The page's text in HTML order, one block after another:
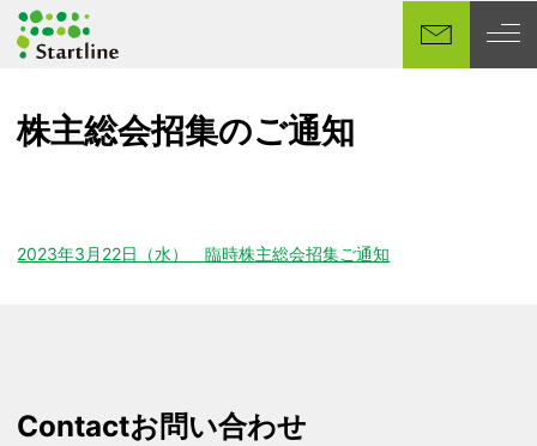
イ
ン株主総会招集のご通知
2023年3月22日（水） 臨時株主総会招集ご通知
Contactお問い合わせ